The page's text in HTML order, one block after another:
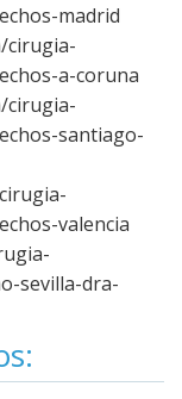
madrid
cirugia-
a-coruna
cirugia-
santiago-
valencia
sevilla-dra-